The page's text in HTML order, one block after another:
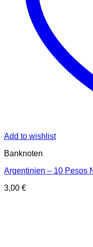
Add to wishlist
Banknoten
Argentinien – 10 Pesos
3,00 €